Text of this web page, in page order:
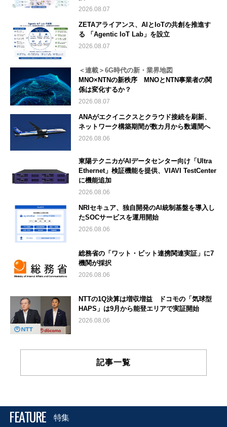
2026.08.07
ZETAアライアンス、AIとIoTの共創を推進す
る 「Agentic IoT Lab」を設立
2026.08.07
＜連載＞6G時代の新・業界地図
MNO×NTNの新秩序 MNOとNTN事業者の関
係は変化するか？
2026.08.07
ANAがエクイニクスとクラウド接続を刷新、
ネットワーク構築期間が数カ月から数週間へ
2026.08.06
東陽テクニカがAIデータセンター向け「Ultra
Ethernet」検証機能を提供、VIAVI TestCenter
に機能追加
2026.08.06
NRIセキュア、独自開発のAI統制基盤を導入し
たSOCサービスを運用開始
2026.08.06
総務省の「ワット・ビット連携関連実証」に7
機関が採択
2026.08.06
NTTの1Q決算は増収増益 ドコモの「気球型
HAPS」は9月から能登エリアで実証開始
2026.08.06
記事一覧
FEATURE 特集